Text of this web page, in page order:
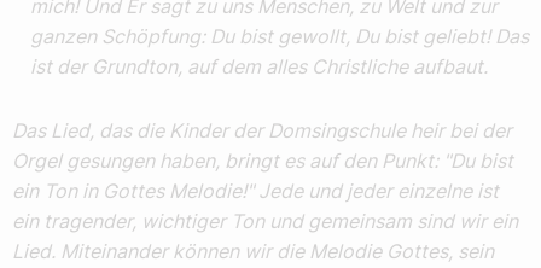
mich! Und Er sagt zu uns Menschen, zu Welt und zur
ganzen Schöpfung: Du bist gewollt, Du bist geliebt! Das
ist der Grundton, auf dem alles Christliche aufbaut.
Das Lied, das die Kinder der Domsingschule heir bei der
Orgel gesungen haben, bringt es auf den Punkt: "Du bist
ein Ton in Gottes Melodie!" Jede und jeder einzelne ist
ein tragender, wichtiger Ton und gemeinsam sind wir ein
Lied. Miteinander können wir die Melodie Gottes, sein